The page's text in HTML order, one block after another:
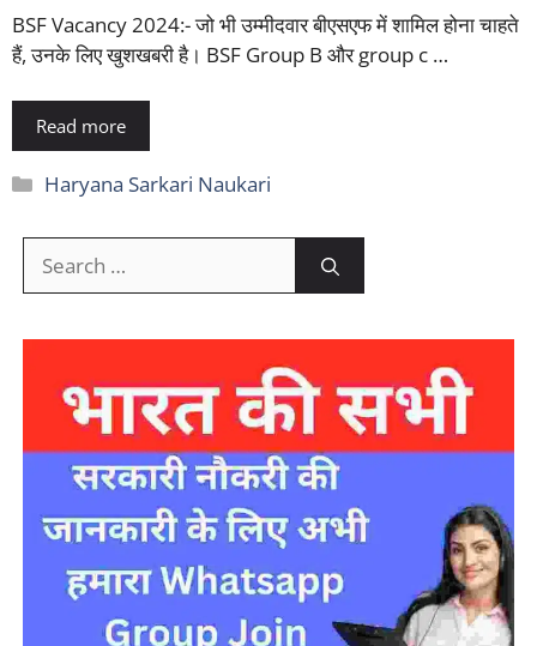
BSF Vacancy 2024:- जो भी उम्मीदवार बीएसएफ में शामिल होना चाहते
हैं, उनके लिए खुशखबरी है। BSF Group B और group c …
Read more
Categories
Haryana Sarkari Naukari
for: